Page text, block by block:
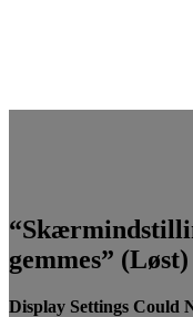
gemmes” (Løst)
Display Settings Could